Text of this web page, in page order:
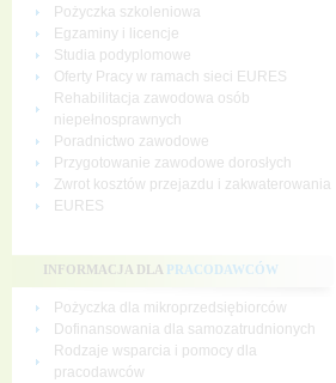
Pożyczka szkoleniowa
Egzaminy i licencje
Studia podyplomowe
Oferty Pracy w ramach sieci EURES
Rehabilitacja zawodowa osób
niepełnosprawnych
Poradnictwo zawodowe
Przygotowanie zawodowe dorosłych
Zwrot kosztów przejazdu i zakwaterowania
EURES
INFORMACJA DLA PRACODAWCÓW
Pożyczka dla mikroprzedsiębiorców
Dofinansowania dla samozatrudnionych
Rodzaje wsparcia i pomocy dla
pracodawców